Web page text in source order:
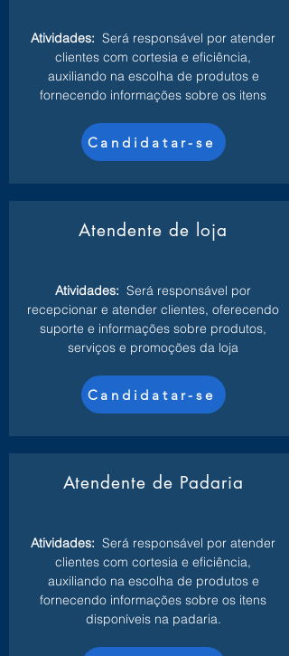
Atividades: Será responsável por atender
clientes com cortesia e eficiência,
auxiliando na escolha de produtos e
fornecendo informações sobre os itens
Candidatar-se
Atendente de loja
Atividades: Será responsável por
recepcionar e atender clientes, oferecendo
suporte e informações sobre produtos,
serviços e promoções da loja
Candidatar-se
Atendente de Padaria
Atividades: Será responsável por atender
clientes com cortesia e eficiência,
auxiliando na escolha de produtos e
fornecendo informações sobre os itens
disponíveis na padaria.